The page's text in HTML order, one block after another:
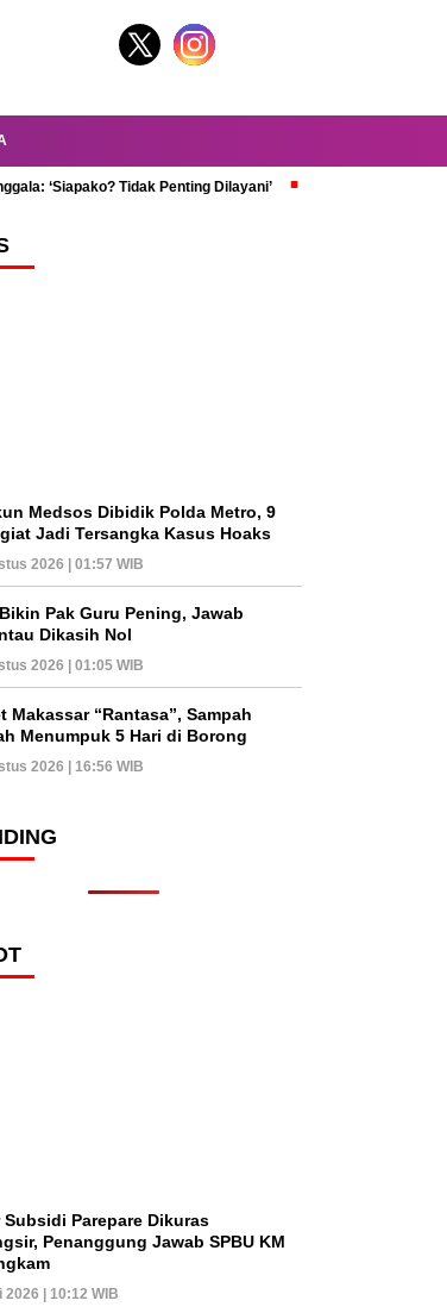
‘Siapako? Tidak Penting Dilayani’
Medsos Dibidik Polda Metro, 9
Jadi Tersangka Kasus Hoaks
2026 | 01:57 WIB
Pak Guru Pening, Jawab
Dikasih Nol
2026 | 01:05 WIB
Makassar “Rantasa”, Sampah
Menumpuk 5 Hari di Borong
2026 | 16:56 WIB
Subsidi Parepare Dikuras
Penanggung Jawab SPBU KM
2026 | 10:12 WIB